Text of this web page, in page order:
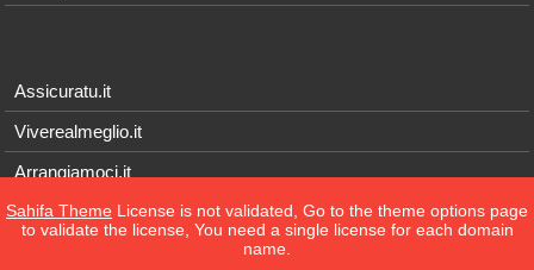
Assicuratu.it
Viverealmeglio.it
Arrangiamoci.it
Tecnichef.it
Sahifa Theme License is not validated, Go to the theme options page
to validate the license, You need a single license for each domain
name.